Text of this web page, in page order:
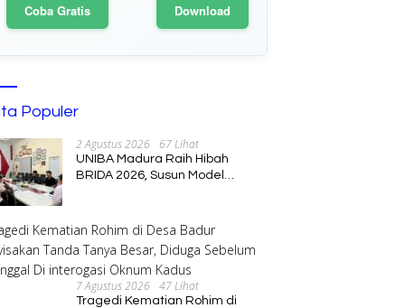
Coba Gratis Download
Populer
2 Agustus 2026 67 Lihat
UNIBA Madura Raih Hibah
BRIDA 2026, Susun Model
Kreatif
7 Agustus 2026 47 Lihat
Tragedi Kematian Rohim di